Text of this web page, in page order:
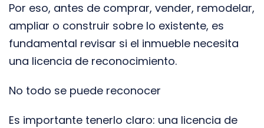
Por eso, antes de comprar, vender, remodelar,
ampliar o construir sobre lo existente, es
fundamental revisar si el inmueble necesita
una licencia de reconocimiento.
No todo se puede reconocer
Es importante tenerlo claro: una licencia de